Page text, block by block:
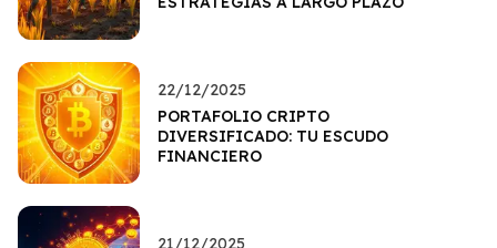
22/12/2025
PORTAFOLIO CRIPTO
DIVERSIFICADO: TU ESCUDO
FINANCIERO
21/12/2025